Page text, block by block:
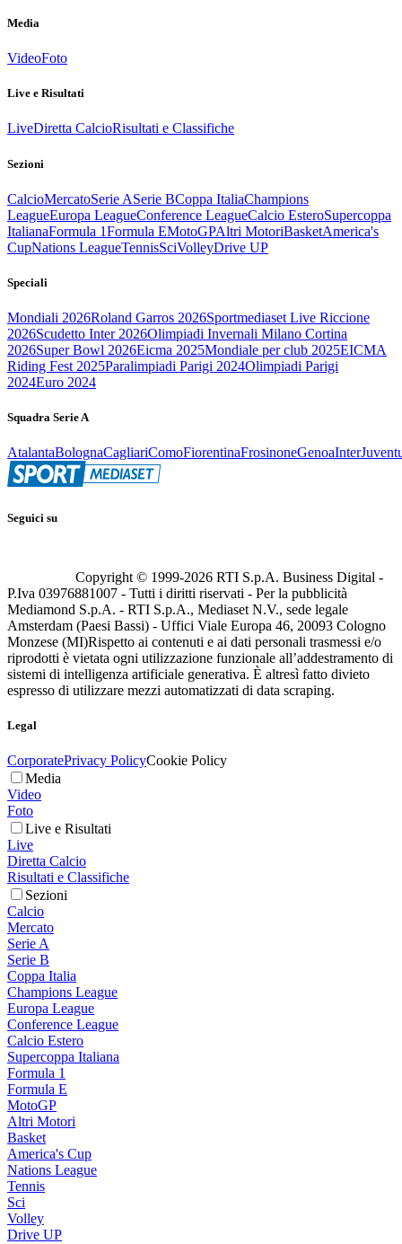
Media
VideoFoto
Live e Risultati
LiveDiretta CalcioRisultati e Classifiche
Sezioni
CalcioMercatoSerie ASerie BCoppa ItaliaChampions
LeagueEuropa LeagueConference LeagueCalcio EsteroSupercoppa
ItalianaFormula 1Formula EMotoGPAltri MotoriBasketAmerica's
CupNations LeagueTennisSciVolleyDrive UP
Speciali
Mondiali 2026Roland Garros 2026Sportmediaset Live Riccione
2026Scudetto Inter 2026Olimpiadi Invernali Milano Cortina
2026Super Bowl 2026Eicma 2025Mondiale per club 2025EICMA
Riding Fest 2025Paralimpiadi Parigi 2024Olimpiadi Parigi
2024Euro 2024
Squadra Serie A
AtalantaBolognaCagliariComoFiorentinaFrosinoneGenoaInter
Seguici su
Copyright © 1999-2026 RTI S.p.A. Business Digital -
P.Iva 03976881007 - Tutti i diritti riservati - Per la pubblicità
Mediamond S.p.A. - RTI S.p.A., Mediaset N.V., sede legale
Amsterdam (Paesi Bassi) - Uffici Viale Europa 46, 20093 Cologno
Monzese (MI)Rispetto ai contenuti e ai dati personali trasmessi e/o
riprodotti è vietata ogni utilizzazione funzionale all’addestramento di
sistemi di intelligenza artificiale generativa. È altresì fatto divieto
espresso di utilizzare mezzi automatizzati di data scraping.
Legal
CorporatePrivacy PolicyCookie Policy
Media
Video
Foto
Live e Risultati
Live
Diretta Calcio
Risultati e Classifiche
Sezioni
Calcio
Mercato
Serie A
Serie B
Coppa Italia
Champions League
Europa League
Conference League
Calcio Estero
Supercoppa Italiana
Formula 1
Formula E
MotoGP
Altri Motori
Basket
America's Cup
Nations League
Tennis
Sci
Volley
Drive UP